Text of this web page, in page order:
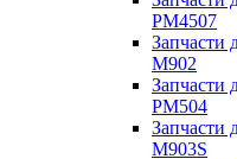
PM4507
Запчасти
M902
Запчасти
PM504
Запчасти
M903S